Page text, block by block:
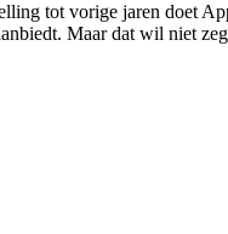
tot vorige jaren doet
Maar dat wil niet